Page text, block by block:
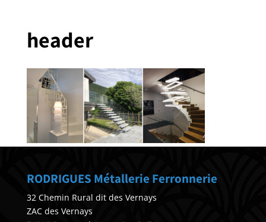
header
RODRIGUES Métallerie Ferronnerie
32 Chemin Rural dit des Vernays
ZAC des Vernays